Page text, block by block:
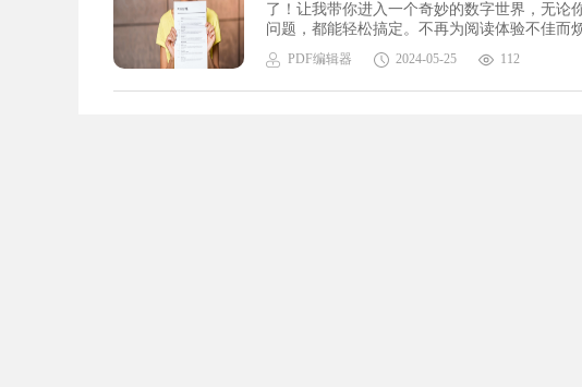
了！让我带你进入一个奇妙的数字世界，无论
问题，都能轻松搞定。不再为阅读体验不佳而
别再纠结于复杂的操作，让我们一同探索这个
便快捷的PDF旋转功能。用户可以通过简单的操
PDF编辑器 2024-05-25 112